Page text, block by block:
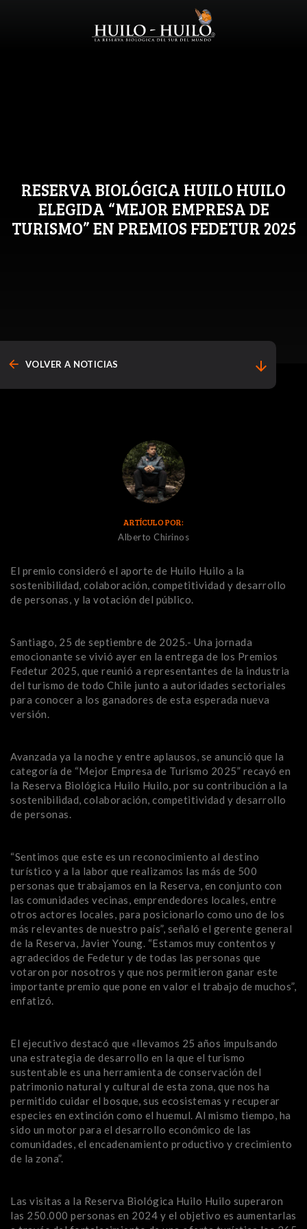
RESERVA BIOLÓGICA HUILO HUILO
ELEGIDA “MEJOR EMPRESA DE
TURISMO” EN PREMIOS FEDETUR 2025
arrow_back VOLVER A NOTICIAS arrow_downward
ARTÍCULO POR:
Alberto Chirinos
El premio consideró el aporte de Huilo Huilo a la
sostenibilidad, colaboración, competitividad y desarrollo
de personas, y la votación del público.
Santiago, 25 de septiembre de 2025.- Una jornada
emocionante se vivió ayer en la entrega de los Premios
Fedetur 2025, que reunió a representantes de la industria
del turismo de todo Chile junto a autoridades sectoriales
para conocer a los ganadores de esta esperada nueva
versión.
Avanzada ya la noche y entre aplausos, se anunció que la
categoría de “Mejor Empresa de Turismo 2025” recayó en
la Reserva Biológica Huilo Huilo, por su contribución a la
sostenibilidad, colaboración, competitividad y desarrollo
de personas.
“Sentimos que este es un reconocimiento al destino
turístico y a la labor que realizamos las más de 500
personas que trabajamos en la Reserva, en conjunto con
las comunidades vecinas, emprendedores locales, entre
otros actores locales, para posicionarlo como uno de los
más relevantes de nuestro país”, señaló el gerente general
de la Reserva, Javier Young. “Estamos muy contentos y
agradecidos de Fedetur y de todas las personas que
votaron por nosotros y que nos permitieron ganar este
importante premio que pone en valor el trabajo de muchos”,
enfatizó.
El ejecutivo destacó que «llevamos 25 años impulsando
una estrategia de desarrollo en la que el turismo
sustentable es una herramienta de conservación del
patrimonio natural y cultural de esta zona, que nos ha
permitido cuidar el bosque, sus ecosistemas y recuperar
especies en extinción como el huemul. Al mismo tiempo, ha
sido un motor para el desarrollo económico de las
comunidades, el encadenamiento productivo y crecimiento
de la zona”.
Las visitas a la Reserva Biológica Huilo Huilo superaron
las 250.000 personas en 2024 y el objetivo es aumentarlas